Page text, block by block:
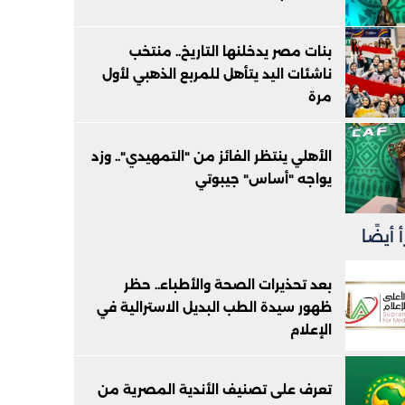
بنات مصر يدخلنها التاريخ.. منتخب
ناشئات اليد يتأهل للمربع الذهبي لأول
مرة
الأهلي ينتظر الفائز من "التمهيدي".. وزد
يواجه "أساس" جيبوتي
أيضًا
بعد تحذيرات الصحة والأطباء.. حظر
ظهور سيدة الطب البديل الاسترالية في
الإعلام
تعرف على تصنيف الأندية المصرية من